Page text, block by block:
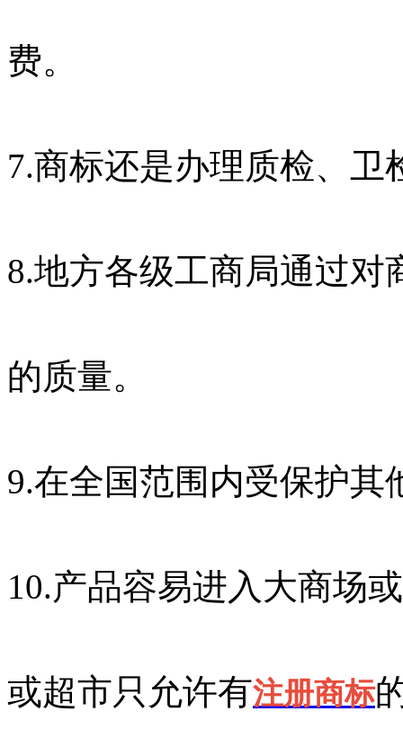
费。
7.商标还是办理质检、
8.地方各级工商局通过
的质量。
9.在全国范围内受保护其
10.产品容易进入大商场
或超市只允许有注册商标